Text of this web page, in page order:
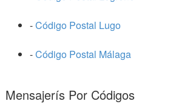
-Código Postal Lugo
-Código Postal Málaga
Mensajerís Por Códigos